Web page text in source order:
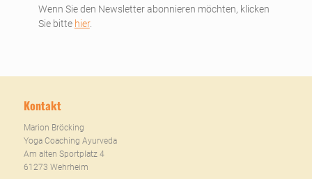
Wenn Sie den Newsletter abonnieren möchten, klicken
Sie bitte hier.
Kontakt
Marion Bröcking
Yoga Coaching Ayurveda
Am alten Sportplatz 4
61273 Wehrheim